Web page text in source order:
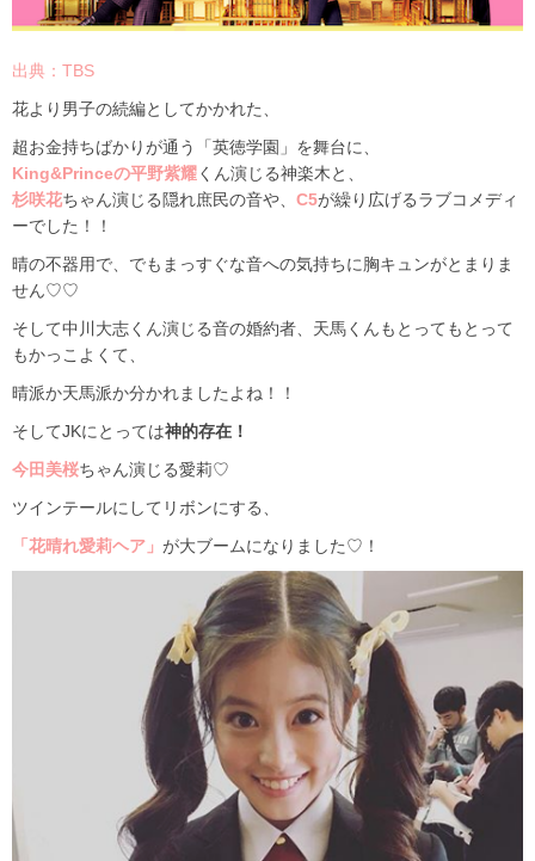
出典：TBS
花より男子の続編としてかかれた、
超お金持ちばかりが通う「英徳学園」を舞台に、
King&Princeの平野紫耀くん演じる神楽木と、
杉咲花ちゃん演じる隠れ庶民の音や、 C5が繰り広げるラブコメディ
ーでした！！
晴の不器用で、でもまっすぐな音への気持ちに胸キュンがとまりま
せん♡♡
そして中川大志くん演じる音の婚約者、天馬くんもとってもとって
もかっこよくて、
晴派か天馬派か分かれましたよね！！
そしてJKにとっては神的存在！
今田美桜ちゃん演じる愛莉♡
ツインテールにしてリボンにする、
「花晴れ愛莉ヘア」 が大ブームになりました♡！